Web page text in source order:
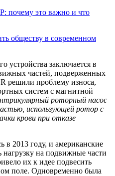
почему это важно и что
обществу в современном
устройства заключается в
частей, подверженных
решили проблему износа,
систем с магнитной
роторный насос
использующей ротор с
крови при отказе
в 2013 году, и американские
на подвижные части
их к идее подвесить
поле. Одновременно была